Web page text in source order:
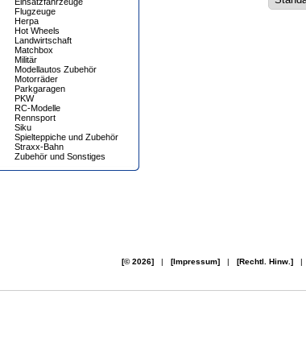
Flugzeuge
Herpa
Hot Wheels
Landwirtschaft
Matchbox
Militär
Modellautos Zubehör
Motorräder
Parkgaragen
PKW
RC-Modelle
Rennsport
Siku
Spielteppiche und Zubehör
Straxx-Bahn
Zubehör und Sonstiges
[© 2026]| [Impressum]| [Rechtl. Hinw.]|